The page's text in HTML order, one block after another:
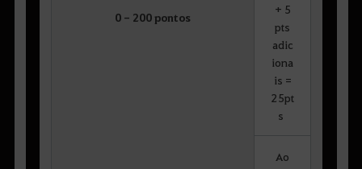
0 - 200 pontos
+ 5
pts
adic
iona
is =
25pt
s
Ao